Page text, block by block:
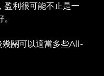
盈利很可能不止是一
幾關可以適當多些All-